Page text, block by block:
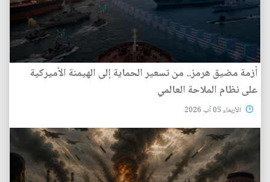
أزمة مضيق هرمز.. من تسعير الحماية إلى الهيمنة الأميركية
على نظام الملاحة العالمي
الأربعاء 05 آب 2026